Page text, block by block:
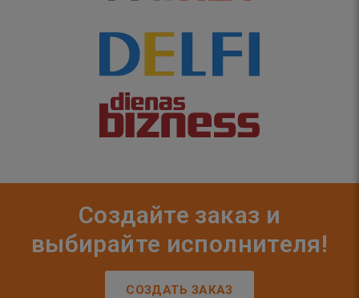
Создайте заказ и
выбирайте исполнителя!
СОЗДАТЬ ЗАКАЗ